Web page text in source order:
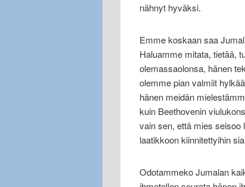
nähnyt hyväksi.
Emme koskaan saa
Haluamme mitata, tietää,
olemassaolonsa, hänen
olemme pian valmiit
hänen meidän
kuin Beethovenin
vain sen, että mies seisoo
laatikkoon kiinnitettyihin
Odotammeko Jumalan